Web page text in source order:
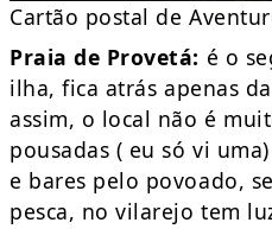
Cartão postal de
Praia de Provetá: é o
ilha, fica atrás apenas
assim, o local não é
pousadas ( eu só vi
e bares pelo povoado,
pesca, no vilarejo tem